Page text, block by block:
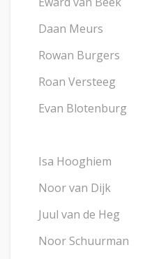
Daan Meurs
Rowan Burgers
Roan Versteeg
Evan Blotenburg
Isa Hooghiem
Noor van Dijk
Juul van de Heg
Noor Schuurman